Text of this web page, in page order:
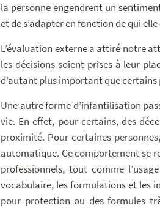
la personne engendrent un
et de s’adapter en fonction de qui
L’évaluation externe a attiré notre
les décisions soient prises à leur
d’autant plus important que
Une autre forme d’infantilisation
vie. En effet, pour certains, des
proximité. Pour certaines
automatique. Ce comportement se
professionnels, tout comme
vocabulaire, les formulations et les
pour protection ou des formules